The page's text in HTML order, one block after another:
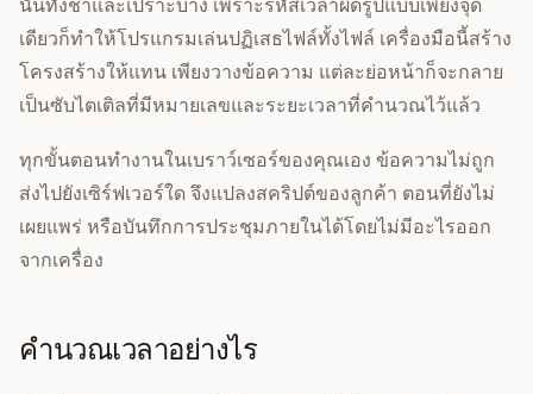
เดียวก็ทำให้โปรแกรมเล่นปฏิเสธไฟล์ทั้งไฟล์ เครื่องมือนี้สร้าง
โครงสร้างให้แทน เพียงวางข้อความ แต่ละย่อหน้าก็จะกลาย
เป็นซับไตเติลที่มีหมายเลขและระยะเวลาที่คำนวณไว้แล้ว
ทุกขั้นตอนทำงานในเบราว์เซอร์ของคุณเอง ข้อความไม่ถูก
ส่งไปยังเซิร์ฟเวอร์ใด จึงแปลงสคริปต์ของลูกค้า ตอนที่ยังไม่
เผยแพร่ หรือบันทึกการประชุมภายในได้โดยไม่มีอะไรออก
จากเครื่อง
คำนวณเวลาอย่างไร